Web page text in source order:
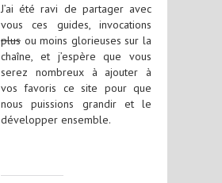
J’ai été ravi de partager avec
vous ces guides, invocations
plus ou moins glorieuses sur la
chaîne, et j’espère que vous
serez nombreux à ajouter à
vos favoris ce site pour que
nous puissions grandir et le
développer ensemble.